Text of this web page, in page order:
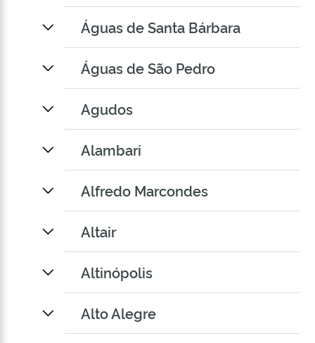
Águas de Santa Bárbara
Águas de São Pedro
Agudos
Alambari
Alfredo Marcondes
Altair
Altinópolis
Alto Alegre